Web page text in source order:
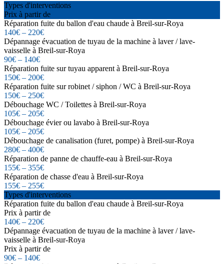
Types d'interventions
Prix à partir de
Réparation fuite du ballon d'eau chaude à Breil-sur-Roya
140€ – 220€
Dépannage évacuation de tuyau de la machine à laver / lave-
vaisselle à Breil-sur-Roya
90€ – 140€
Réparation fuite sur tuyau apparent à Breil-sur-Roya
150€ – 200€
Réparation fuite sur robinet / siphon / WC à Breil-sur-Roya
150€ – 250€
Débouchage WC / Toilettes à Breil-sur-Roya
105€ – 205€
Débouchage évier ou lavabo à Breil-sur-Roya
105€ – 205€
Débouchage de canalisation (furet, pompe) à Breil-sur-Roya
280€ – 400€
Réparation de panne de chauffe-eau à Breil-sur-Roya
155€ – 355€
Réparation de chasse d'eau à Breil-sur-Roya
155€ – 255€
Types d'interventions
Réparation fuite du ballon d'eau chaude à Breil-sur-Roya
Prix à partir de
140€ – 220€
Dépannage évacuation de tuyau de la machine à laver / lave-
vaisselle à Breil-sur-Roya
Prix à partir de
90€ – 140€